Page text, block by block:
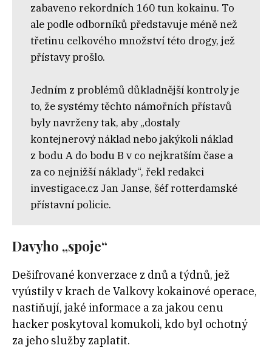
zabaveno rekordních 160 tun kokainu. To
ale podle odborníků představuje méně než
třetinu celkového množství této drogy, jež
přístavy prošlo.
Jedním z problémů důkladnější kontroly je
to, že systémy těchto námořních přístavů
byly navrženy tak, aby „dostaly
kontejnerový náklad nebo jakýkoli náklad
z bodu A do bodu B v co nejkratším čase a
za co nejnižší náklady“, řekl redakci
investigace.cz Jan Janse, šéf rotterdamské
přístavní policie.
Davyho „spoje“
Dešifrované konverzace z dnů a týdnů, jež
vyústily v krach de Valkovy kokainové operace,
nastiňují, jaké informace a za jakou cenu
hacker poskytoval komukoli, kdo byl ochotný
za jeho služby zaplatit.